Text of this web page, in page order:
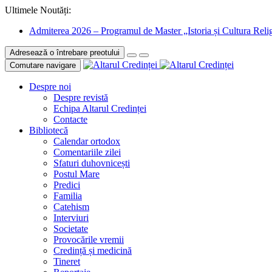
Ultimele Noutăți:
Admiterea 2026 – Programul de Master „Istoria și Cultura
Adresează o întrebare preotului
Comutare navigare
Despre noi
Despre revistă
Echipa Altarul Credinței
Contacte
Bibliotecă
Calendar ortodox
Comentariile zilei
Sfaturi duhovnicești
Postul Mare
Predici
Familia
Catehism
Interviuri
Societate
Provocările vremii
Credință și medicină
Tineret